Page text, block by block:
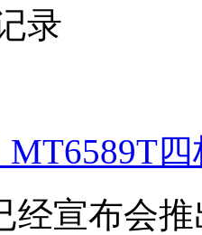
录
MT6589T
经宣布会